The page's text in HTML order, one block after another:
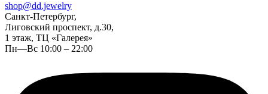
shop@dd.jewelry
Санкт-Петербург,
Лиговский проспект, д.30,
1 этаж, ТЦ «Галерея»
Пн—Вс 10:00 – 22:00